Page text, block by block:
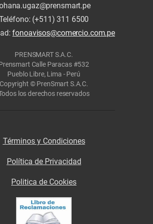
(+511) 311 6500
fonoavisos@comercio.com.pe
PRENSMART S.A.C.
Calle Paracas #532
Pueblo Libre, Lima - Perú
Copyright © PrenSmart S.A.C.
los derechos reservados
Términos y Condiciones
Política de Privacidad
Politica de Cookies